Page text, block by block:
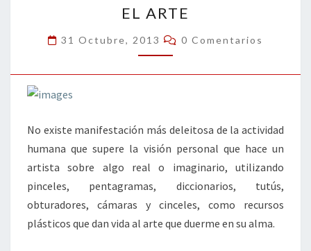
ARTE
EL ARTE
31 Octubre, 2013 Comentarios
0 Comentarios
No existe manifestación más deleitosa de la actividad
humana que supere la visión personal que hace un
artista sobre algo real o imaginario, utilizando
pinceles, pentagramas, diccionarios, tutús,
obturadores, cámaras y cinceles, como recursos
plásticos que dan vida al arte que duerme en su alma.